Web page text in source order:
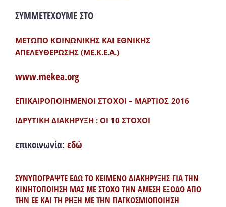
ΣΥΜΜΕΤΕΧΟΥΜΕ ΣΤΟ
ΜΕΤΩΠΟ ΚΟΙΝΩΝΙΚΗΣ ΚΑΙ ΕΘΝΙΚΗΣ
ΑΠΕΛΕΥΘΕΡΩΣΗΣ (ΜΕ.Κ.Ε.Α.)
www.mekea.org
ΕΠΙΚΑΙΡΟΠΟΙΗΜΕΝΟΙ ΣΤΟΧΟΙ – ΜΑΡΤΙΟΣ 2016
ΙΔΡΥΤΙΚΗ ΔΙΑΚΗΡΥΞΗ : ΟΙ 10 ΣΤΟΧΟΙ
επικοινωνία: εδώ
ΣΥΝΥΠΟΓΡΑΨΤΕ ΕΔΩ ΤΟ ΚΕΙΜΕΝΟ ΔΙΑΚΗΡΥΞΗΣ ΓΙΑ ΤΗΝ
ΚΙΝΗΤΟΠΟΙΗΣΗ ΜΑΣ ΜΕ ΣΤΟΧΟ ΤΗΝ ΑΜΕΣΗ ΕΞΟΔΟ ΑΠΟ
ΤΗΝ ΕΕ ΚΑΙ ΤΗ ΡΗΞΗ ΜΕ ΤΗΝ ΠΑΓΚΟΣΜΙΟΠΟΙΗΣΗ